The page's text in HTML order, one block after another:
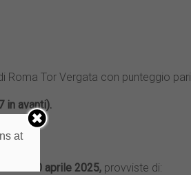
Roma Tor Vergata con punteggio pari
in avanti).
30 aprile 2025, provviste di:
at